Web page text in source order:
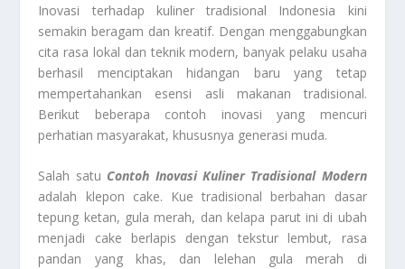
Inovasi terhadap kuliner tradisional Indonesia kini
semakin beragam dan kreatif. Dengan menggabungkan
cita rasa lokal dan teknik modern, banyak pelaku usaha
berhasil menciptakan hidangan baru yang tetap
mempertahankan esensi asli makanan tradisional.
Berikut beberapa contoh inovasi yang mencuri
perhatian masyarakat, khususnya generasi muda.
Salah satu Contoh Inovasi Kuliner Tradisional Modern
adalah klepon cake. Kue tradisional berbahan dasar
tepung ketan, gula merah, dan kelapa parut ini di ubah
menjadi cake berlapis dengan tekstur lembut, rasa
pandan yang khas, dan lelehan gula merah di